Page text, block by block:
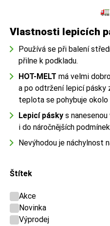
🚛
Vlastnosti lepicích
Používá se při balení
přilne k podkladu.
HOT-MELT má velmi
a po odtržení lepicí pásky
teplota se pohybuje okolo
Lepicí pásky s
i do náročnějších
Nevýhodou je náchylnost
Štítek
Akce
Novinka
Výprodej